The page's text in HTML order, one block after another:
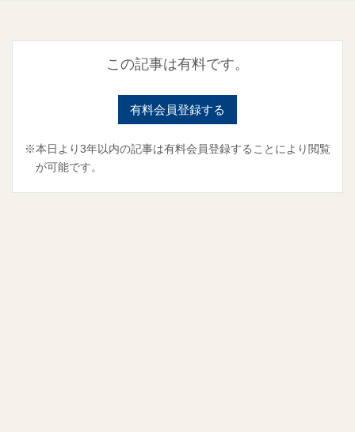
この記事は有料です。
有料会員登録する
※本日より3年以内の記事は有料会員登録することにより閲覧
が可能です。